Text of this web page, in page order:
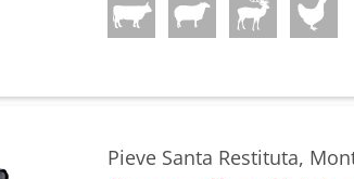
Pieve Santa Restituta,